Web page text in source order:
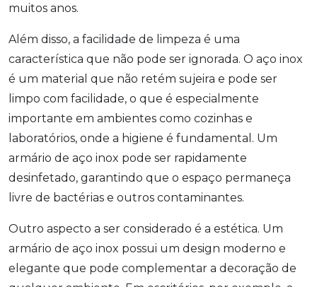
muitos anos.
Além disso, a facilidade de limpeza é uma
característica que não pode ser ignorada. O aço inox
é um material que não retém sujeira e pode ser
limpo com facilidade, o que é especialmente
importante em ambientes como cozinhas e
laboratórios, onde a higiene é fundamental. Um
armário de aço inox pode ser rapidamente
desinfetado, garantindo que o espaço permaneça
livre de bactérias e outros contaminantes.
Outro aspecto a ser considerado é a estética. Um
armário de aço inox possui um design moderno e
elegante que pode complementar a decoração de